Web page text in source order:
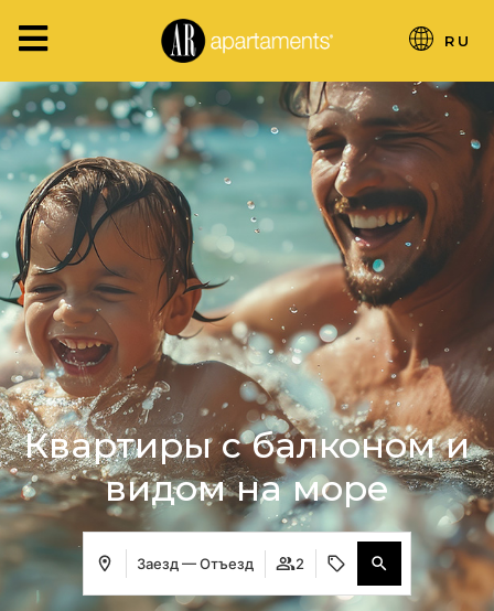
RU
Квартиры с балконом и
видом на море
Заезд — Отъезд 2